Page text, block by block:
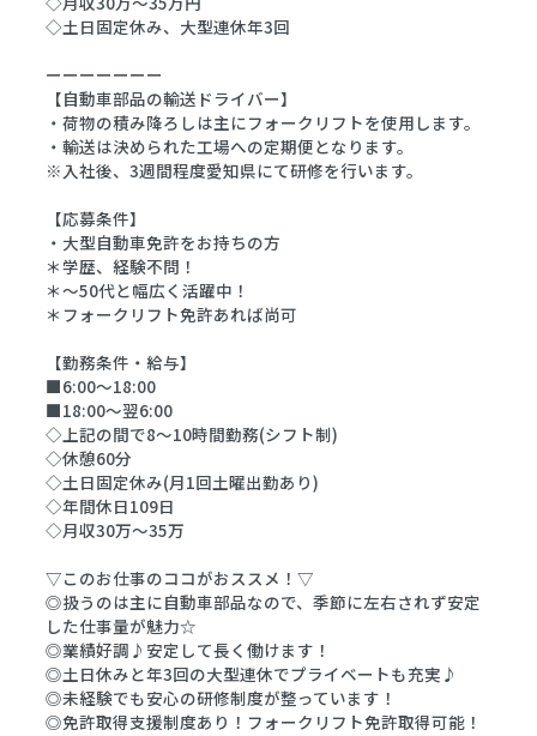
◇土日固定休み、大型連休年3回
ーーーーーーー
【自動車部品の輸送ドライバー】
・荷物の積み降ろしは主にフォークリフトを使用します。
・輸送は決められた工場への定期便となります。
※入社後、3週間程度愛知県にて研修を行います。
【応募条件】
・大型自動車免許をお持ちの方
＊学歴、経験不問！
＊～50代と幅広く活躍中！
＊フォークリフト免許あれば尚可
【勤務条件・給与】
■6:00～18:00
■18:00～翌6:00
◇上記の間で8～10時間勤務(シフト制)
◇休憩60分
◇土日固定休み(月1回土曜出勤あり)
◇年間休日109日
◇月収30万～35万
▽このお仕事のココがおススメ！▽
◎扱うのは主に自動車部品なので、季節に左右されず安定
した仕事量が魅力☆
◎業績好調♪安定して長く働けます！
◎土日休みと年3回の大型連休でプライベートも充実♪
◎未経験でも安心の研修制度が整っています！
◎免許取得支援制度あり！フォークリフト免許取得可能！